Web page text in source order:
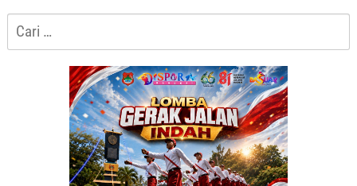
Cari
untuk: